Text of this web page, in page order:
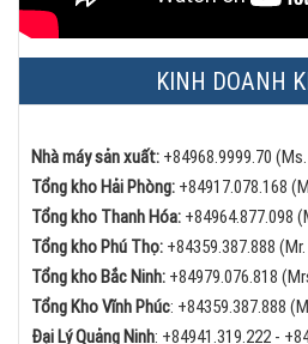
KINH DOANH
Nhà máy sản xuất: +84968.9999.70
Tổng kho Hải Phòng: +84917.078.168
Tổng kho Thanh Hóa: +84964.877.098
Tổng kho Phú Thọ: +84359.387.888
Tổng kho Bắc Ninh: +84979.076.818
Tổng Kho Vĩnh Phúc: +84359.387.888
Đại Lý Quảng Ninh: +84941.319.222 -